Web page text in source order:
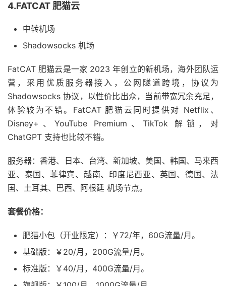
4.FATCAT 肥猫云
中转机场
Shadowsocks 机场
FatCAT 肥猫云是一家 2023 年创立的新机场，海外团队运
营，采用优质服务器接入，公网隧道跨境，协议为
Shadowsocks 协议，以性价比出众，当前带宽冗余充足，
体验较为不错。FatCAT 肥猫云同时提供对 Netflix、
Disney+、YouTube Premium、TikTok 解锁，对
ChatGPT 支持也比较不错。
服务器：香港、日本、台湾、新加坡、美国、韩国、马来西
亚、泰国、菲律宾、越南、印度尼西亚、英国、德国、法
国、土耳其、巴西、阿根廷 机场节点。
套餐价格：
肥猫小包（开业限定）：￥72/年，60G流量/月。
基础版：￥20/月，200G流量/月。
标准版：￥40/月，400G流量/月。